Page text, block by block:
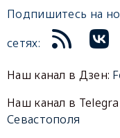
Подпишитесь на
сетях:
Наш канал в Дзен:
Наш канал в
Севастополя